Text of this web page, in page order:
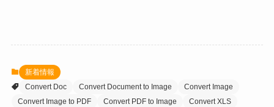
新着情報
Convert Doc
Convert Document to Image
Convert Image
Convert Image to PDF
Convert PDF to Image
Convert XLS